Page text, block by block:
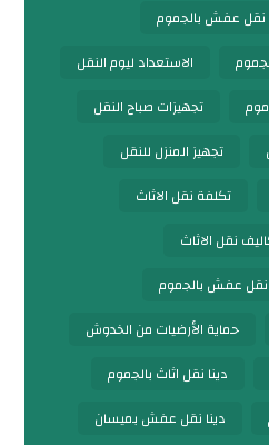
عفش بالجموم
الاستعداد ليوم النقل
تجهيزات صباح النقل
تجهيز المنزل للنقل
تكلفة نقل الاثاث
نقل الاثاث
عفش بالجموم
حماية الأرضيات من الخدوش
دينا نقل اثاث بالجموم
دينا نقل عفش بميسان